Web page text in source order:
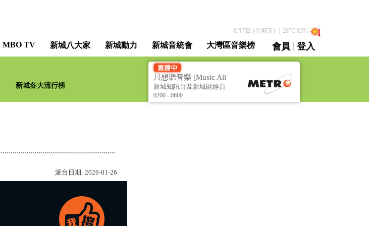
8月7日 (星期五)｜ 28°C 83%
MBO TV 新城八大家 新城動力 新城音統會 大灣區音樂榜 會員 | 登入
直播 / 重溫
新城各大流行榜
只想聽音樂 [Music All
Night]
新城知訊台及新城財經台
聯播
0200 - 0600
派台日期: 2026-01-26